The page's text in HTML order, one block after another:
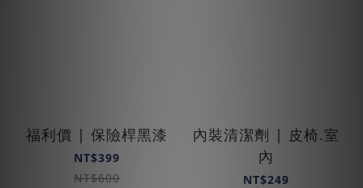
福利價 | 保險桿黑漆
NT$399
NT$600
內裝清潔劑 | 皮椅.室
內
NT$249